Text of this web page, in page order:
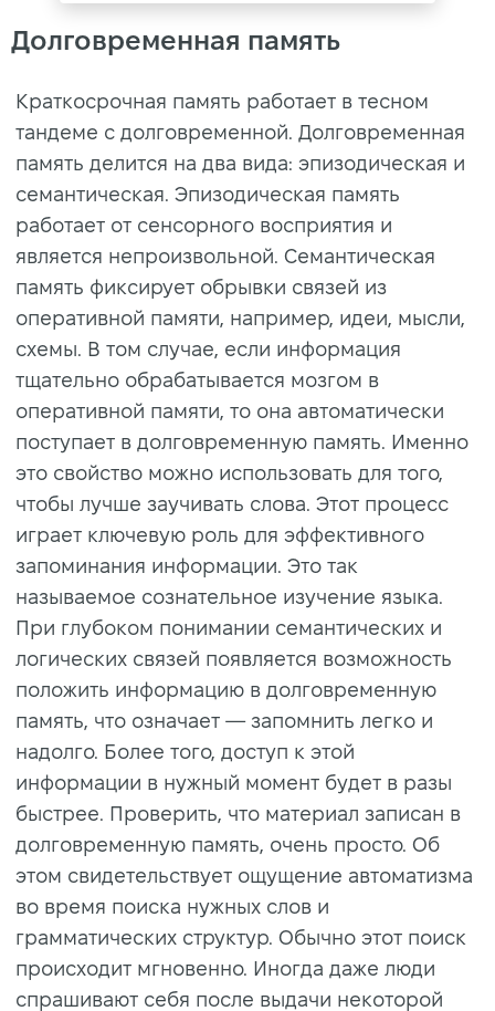
Долговременная память
Краткосрочная память работает в тесном
тандеме с долговременной. Долговременная
память делится на два вида: эпизодическая и
семантическая. Эпизодическая память
работает от сенсорного восприятия и
является непроизвольной. Семантическая
память фиксирует обрывки связей из
оперативной памяти, например, идеи, мысли,
схемы. В том случае, если информация
тщательно обрабатывается мозгом в
оперативной памяти, то она автоматически
поступает в долговременную память. Именно
это свойство можно использовать для того,
чтобы лучше заучивать слова. Этот процесс
играет ключевую роль для эффективного
запоминания информации. Это так
называемое сознательное изучение языка.
При глубоком понимании семантических и
логических связей появляется возможность
положить информацию в долговременную
память, что означает — запомнить легко и
надолго. Более того, доступ к этой
информации в нужный момент будет в разы
быстрее. Проверить, что материал записан в
долговременную память, очень просто. Об
этом свидетельствует ощущение автоматизма
во время поиска нужных слов и
грамматических структур. Обычно этот поиск
происходит мгновенно. Иногда даже люди
спрашивают себя после выдачи некоторой